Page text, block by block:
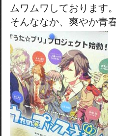
ムワムワしております。
そんななか、爽やか青